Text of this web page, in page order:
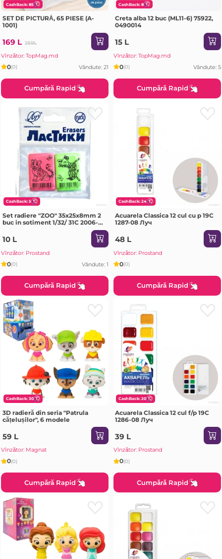
CashBack: 85
SET DE PICTURĂ, 65 PIESE (A-
1001)
169 L 259L
Vînzător: TopMag.md
0(0) Vândute: 21
Cumpără Rapid
CashBack: 8
Creta alba 12 buc (ML11-6) 75922,
0490014
15 L
Vînzător: TopMag.md
0(0) Vândute: 5
Cumpără Rapid
CashBack: 5
Set radiere "ZOO" 35x25x8mm 2
buc in sotiment 1/32/ 31C 2006-
10 L
Vînzător: Prostand
0(0) Vândute: 1
Cumpără Rapid
CashBack: 24
Acuarela Classica 12 cul cu p 19С
1287-08 Луч
48 L
Vînzător: Prostand
0(0)
Cumpără Rapid
CashBack: 30
3D radieră din seria "Patrula
cățelușilor", 6 modele
59 L
Vînzător: Magnat
0(0)
Cumpără Rapid
CashBack: 20
Acuarela Classica 12 cul f/p 19С
1286-08 Луч
39 L
Vînzător: Prostand
0(0)
Cumpără Rapid